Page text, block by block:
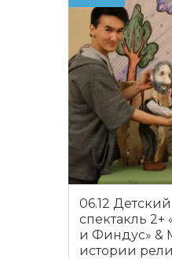
06.12 Детский
спектакль 2+
и Финдус» &
истории